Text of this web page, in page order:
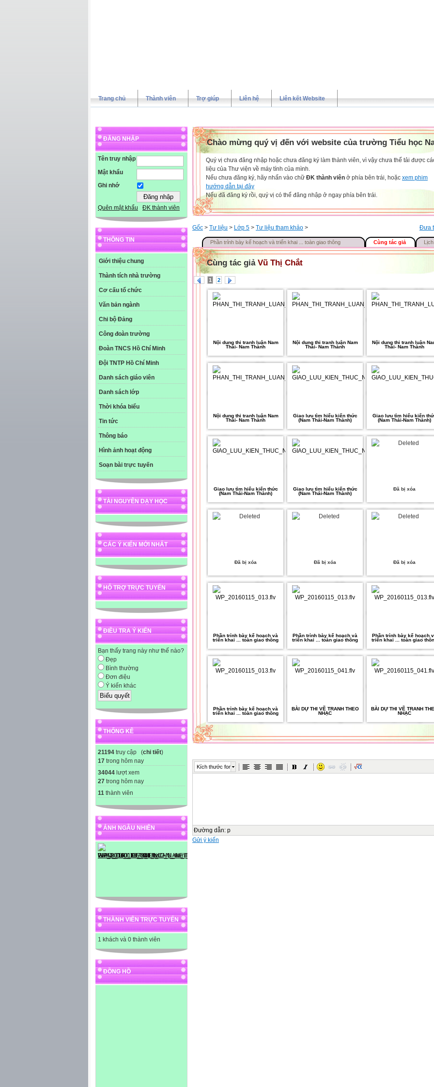
Trang chủ Thành viên Trợ giúp Liên hệ Liên kết Website
ĐĂNG NHẬP
Tên truy nhập
Mật khẩu
Ghi nhớ
Quên mật khẩu ĐK thành viên
THÔNG TIN
Giới thiệu chung
Thành tích nhà trường
Cơ cấu tổ chức
Văn bản ngành
Chi bộ Đảng
Công đoàn trường
Đoàn TNCS Hồ Chí Minh
Đội TNTP Hồ Chí Minh
Danh sách giáo viên
Danh sách lớp
Thời khóa biểu
Tin tức
Thông báo
Hình ảnh hoạt động
Soạn bài trực tuyến
TÀI NGUYÊN DẠY HỌC
CÁC Ý KIẾN MỚI NHẤT
HỖ TRỢ TRỰC TUYẾN
ĐIỀU TRA Ý KIẾN
Bạn thấy trang này như thế nào?
Đẹp
Bình thường
Đơn điệu
Ý kiến khác
THỐNG KÊ
21194 truy cập (chi tiết)
17 trong hôm nay
34044 lượt xem
27 trong hôm nay
11 thành viên
ẢNH NGẪU NHIÊN
THÀNH VIÊN TRỰC TUYẾN
1 khách và 0 thành viên
ĐỒNG HỒ
Chào mừng quý vị đến với website của trường Tiểu học
Quý vị chưa đăng nhập hoặc chưa đăng ký làm thành viên, vì vậy chưa thể tải được
liệu của Thư viện về máy tính của mình.
Nếu chưa đăng ký, hãy nhấn vào chữ ĐK thành viên ở phía bên trái, hoặc xem phim
hướng dẫn tại đây
Nếu đã đăng ký rồi, quý vị có thể đăng nhập ở ngay phía bên trái.
Đưa
Gốc > Tư liệu > Lớp 5 > Tư liệu tham khảo >
Phần trỉnh bày kế hoạch và triển khai ... toàn giao thông Cùng tác giả
Cùng tác giả Vũ Thị Chắt
1 2
Nội dung thi tranh luận Nam
Thái- Nam Thành
Nội dung thi tranh luận Nam
Thái- Nam Thành
Nội dung thi tranh luận
Thái- Nam Thành
Nội dung thi tranh luận Nam
Thái- Nam Thành
Giao lưu tìm hiểu kiến thức
(Nam Thái-Nam Thành)
Giao lưu tìm hiểu kiến
(Nam Thái-Nam Thành)
Giao lưu tìm hiểu kiến thức
(Nam Thái-Nam Thành)
Giao lưu tìm hiểu kiến thức
(Nam Thái-Nam Thành)
Đã bị xóa
Đã bị xóa Đã bị xóa Đã bị xóa
Phần trỉnh bày kế hoạch và
triển khai ... toàn giao thông
Phần trỉnh bày kế hoạch và
triển khai ... toàn giao thông
Phần trỉnh bày kế hoạch
triển khai ... toàn giao
Phần trỉnh bày kế hoạch và
triển khai ... toàn giao thông
BÀI DỰ THI VẼ TRANH THEO
NHẠC
BÀI DỰ THI VẼ TRANH
NHẠC
Kích thước font
Đường dẫn: p
Gửi ý kiến